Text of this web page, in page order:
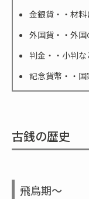
金銀貨・・材
外国貨・・外国
判金・・小判
記念貨幣・・
古銭の歴史
飛鳥期～